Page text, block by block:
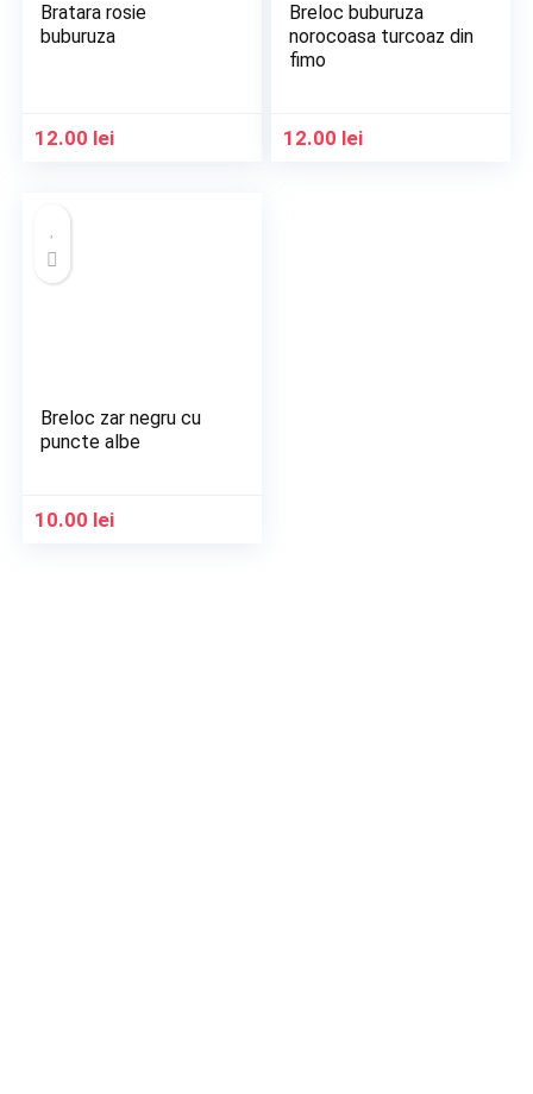
Bratara rosie
buburuza
12.00 lei
Breloc buburuza
norocoasa turcoaz din
fimo
12.00 lei
Breloc zar negru cu
puncte albe
10.00 lei